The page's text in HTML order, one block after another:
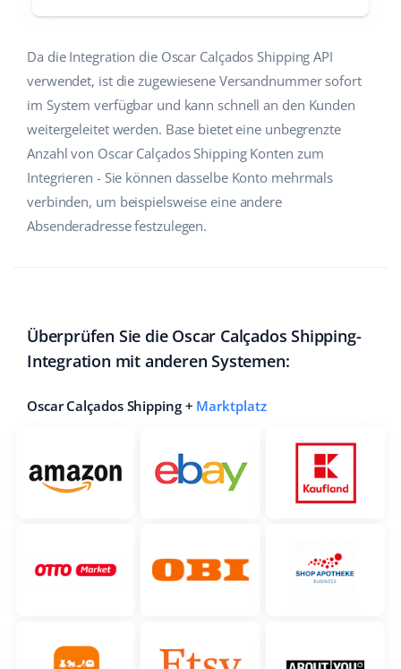
Da die Integration die Oscar Calçados Shipping API
verwendet, ist die zugewiesene Versandnummer sofort
im System verfügbar und kann schnell an den Kunden
weitergeleitet werden. Base bietet eine unbegrenzte
Anzahl von Oscar Calçados Shipping Konten zum
Integrieren - Sie können dasselbe Konto mehrmals
verbinden, um beispielsweise eine andere
Absenderadresse festzulegen.
Überprüfen Sie die Oscar Calçados Shipping-
Integration mit anderen Systemen:
Oscar Calçados Shipping + Marktplatz